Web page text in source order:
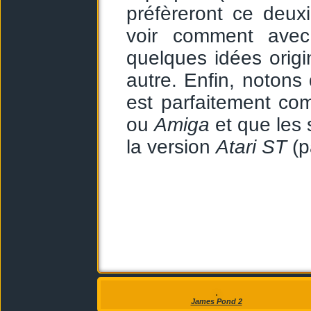
préfèreront ce
voir comment
quelques idées
autre. Enfin,
est parfaitement
ouAmiga et que les
la versionAtari ST
James Pond 2